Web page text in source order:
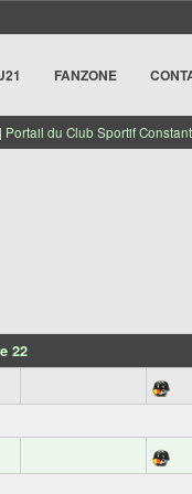
FANZONE
Portail du Club Sportif
22